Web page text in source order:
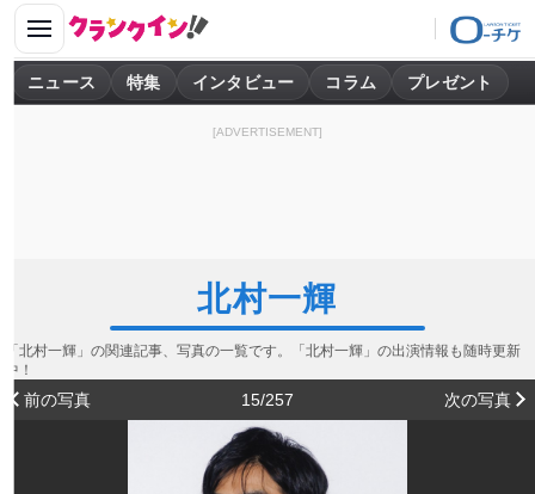
ニュース 特集 インタビュー コラム プレゼント
[ADVERTISEMENT]
北村一輝
「北村一輝」の関連記事、写真の一覧です。「北村一輝」の出演情報も随時更新
中！
前の写真 15/257 次の写真